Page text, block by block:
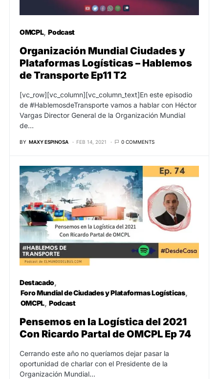
OMCPL Podcast
Organización Mundial Ciudades y
Plataformas Logísticas – Hablemos
de Transporte Ep11 T2
[vc_row][vc_column][vc_column_text]En este episodio
de #HablemosdeTransporte vamos a hablar con Héctor
Vargas Director General de la Organización Mundial
de…
BY MAXY ESPINOSA FEB 14, 2021 0 COMMENTS
Destacado
Foro Mundial de Ciudades y Plataformas Logísticas
OMCPL Podcast
Pensemos en la Logística del 2021
Con Ricardo Partal de OMCPL Ep 74
Cerrando este año no queríamos dejar pasar la
oportunidad de charlar con el Presidente de la
Organización Mundial…